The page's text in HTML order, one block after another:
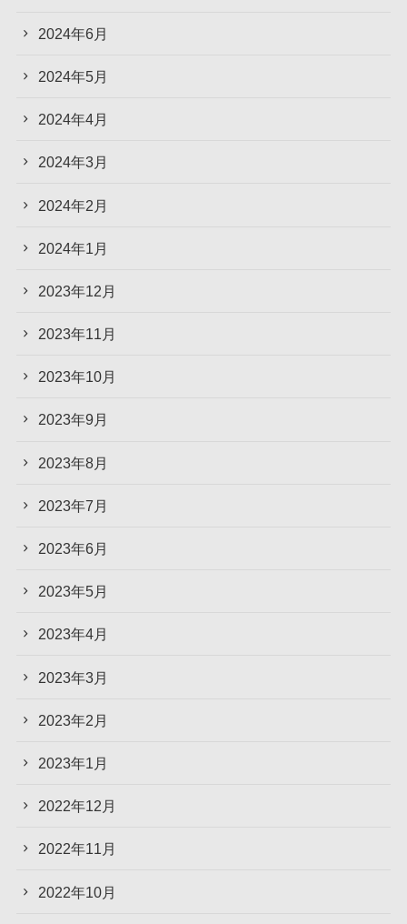
2024年6月
2024年5月
2024年4月
2024年3月
2024年2月
2024年1月
2023年12月
2023年11月
2023年10月
2023年9月
2023年8月
2023年7月
2023年6月
2023年5月
2023年4月
2023年3月
2023年2月
2023年1月
2022年12月
2022年11月
2022年10月